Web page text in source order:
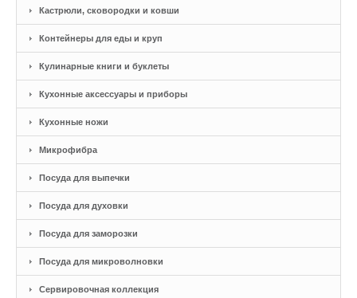
Кастрюли, сковородки и ковши
Контейнеры для еды и круп
Кулинарные книги и буклеты
Кухонные аксессуары и приборы
Кухонные ножи
Микрофибра
Посуда для выпечки
Посуда для духовки
Посуда для заморозки
Посуда для микроволновки
Сервировочная коллекция